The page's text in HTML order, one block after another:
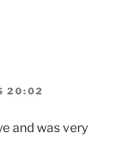
20:02
and was very